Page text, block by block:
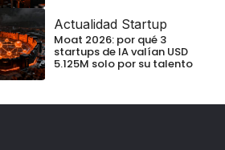
Actualidad Startup
Moat 2026: por qué 3
startups de IA valían USD
5.125M solo por su talento